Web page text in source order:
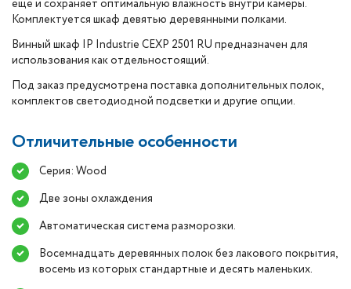
еще и сохраняет оптимальную влажность внутри камеры.
Комплектуется шкаф девятью деревянными полками.
Винный шкаф IP Industrie CEXP 2501 RU предназначен для
использования как отдельностоящий.
Под заказ предусмотрена поставка дополнительных полок,
комплектов светодиодной подсветки и другие опции.
Отличительные особенности
Серия: Wood
Две зоны охлаждения
Автоматическая система разморозки.
Восемнадцать деревянных полок без лакового покрытия,
восемь из которых стандартные и десять маленьких.